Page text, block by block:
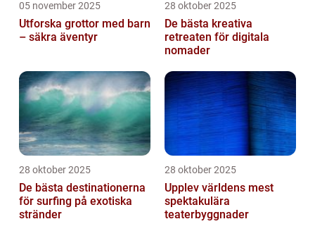
05 november 2025
Utforska grottor med barn
– säkra äventyr
28 oktober 2025
De bästa kreativa
retreaten för digitala
nomader
28 oktober 2025
De bästa destinationerna
för surfing på exotiska
stränder
28 oktober 2025
Upplev världens mest
spektakulära
teaterbyggnader